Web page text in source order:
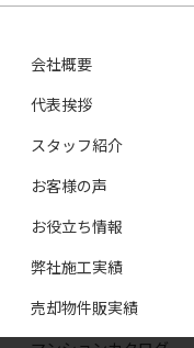
会社概要
代表挨拶
スタッフ紹介
お客様の声
お役立ち情報
弊社施工実績
売却物件販実績